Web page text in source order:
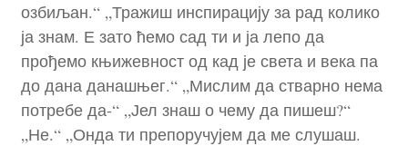
озбиљан.“ „Тражиш инспирацију за рад колико
ја знам. Е зато ћемо сад ти и ја лепо да
прођемо књижевност од кад је света и века па
до дана данашњег.“ „Мислим да стварно нема
потребе да-“ „Јел знаш о чему да пишеш?“
„Не.“ „Онда ти препоручујем да ме слушаш.